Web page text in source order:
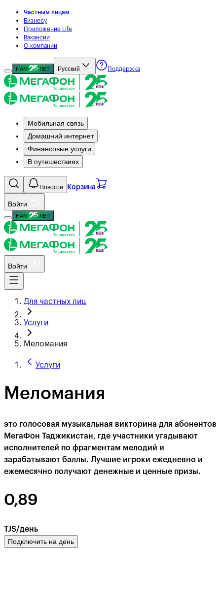
Частным лицам
Бизнесу
Приложение Life
Вакансии
О компании
НАМ ЛЕТ Русский Поддержка
Мобильная связь
Домашний интернет
Финансовые услуги
В путешествиях
Новости Корзина
Войти
НАМ ЛЕТ
Войти
Для частных лиц
Услуги
Меломания
Услуги
Меломания
это голосовая музыкальная викторина для абонентов
МегаФон Таджикистан, где участники угадывают
исполнителей по фрагментам мелодий и
зарабатывают баллы. Лучшие игроки ежедневно и
ежемесячно получают денежные и ценные призы.
0,89
TJS/день
Подключить на день